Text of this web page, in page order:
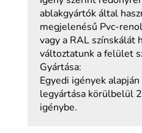
ablakgyártók által
megjelenésű Pvc-
vagy a RAL színskálát
változtatunk a felület
Gyártása:
Egyedi igények
legyártása körülbelül
igénybe.